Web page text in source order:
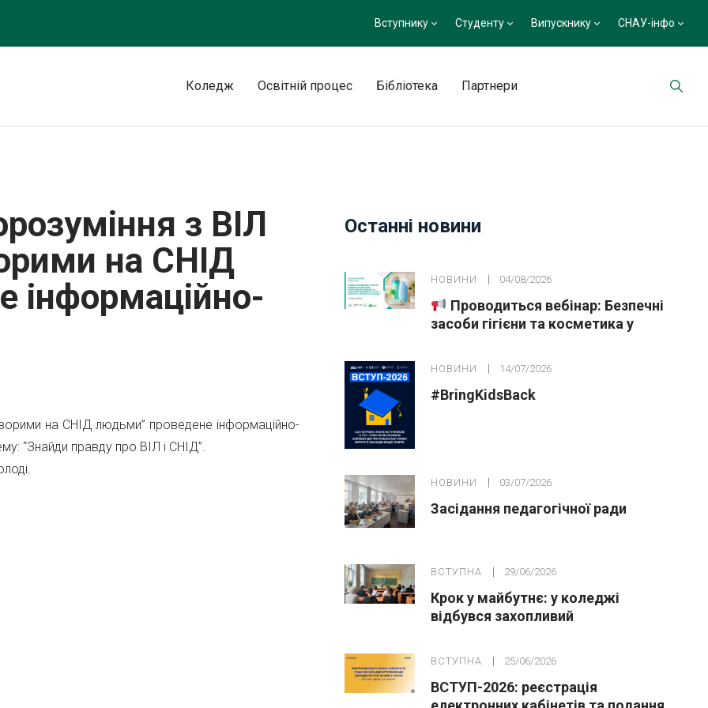
Вступнику Студенту Випускнику СНАУ-інфо
Коледж Освітній процес Бібліотека Партнери
з ВІЛ
на СНІД
інформаційно-
на СНІД людьми” проведене інформаційно-
“Знайди правду про ВІЛ і СНІД”.
Останні новини
НОВИНИ 04/08/2026
Проводиться вебінар: Безпечні
засоби гігієни та косметика у
НОВИНИ 14/07/2026
#BringKidsBack
НОВИНИ 03/07/2026
Засідання педагогічної ради
ВСТУПНА 29/06/2026
Крок у майбутнє: у коледжі
відбувся захопливий
абітурієнтів
ВСТУПНА 25/06/2026
ВСТУП-2026: реєстрація